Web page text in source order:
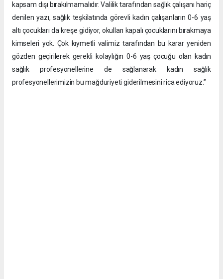
kapsam dışı bırakılmamalıdır. Valilik tarafından sağlık çalışanı hariç
denilen yazı, sağlık teşkilatında görevli kadın çalışanların 0-6 yaş
altı çocukları da kreşe gidiyor, okulları kapalı çocuklarını bırakmaya
kimseleri yok. Çok kıymetli valimiz tarafından bu karar yeniden
gözden geçirilerek gerekli kolaylığın 0-6 yaş çocuğu olan kadın
sağlık profesyonellerine de sağlanarak kadın sağlık
profesyonellerimizin bu mağduriyeti giderilmesini rica ediyoruz.”